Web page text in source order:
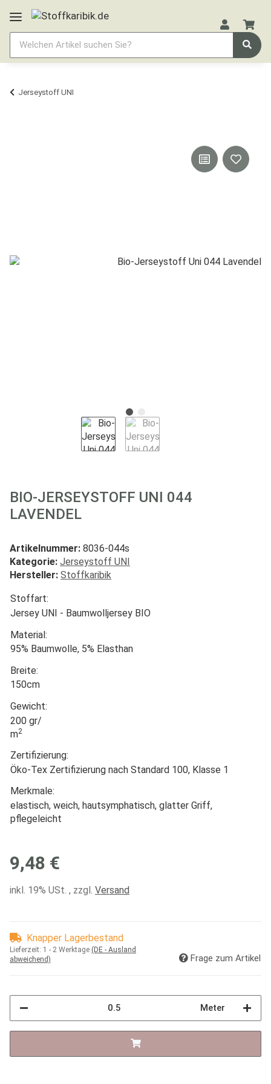
Jerseystoff UNI
BIO-JERSEYSTOFF UNI 044
LAVENDEL
Artikelnummer: 8036-044s
Kategorie: Jerseystoff UNI
Hersteller: Stoffkaribik
Stoffart:
Jersey UNI - Baumwolljersey BIO
Material:
95% Baumwolle, 5% Elasthan
Breite:
150cm
Gewicht:
200 gr/
m2
Zertifizierung:
Öko-Tex Zertifizierung nach Standard 100, Klasse 1
Merkmale:
elastisch, weich, hautsymphatisch, glatter Griff,
pflegeleicht
9,48 €
inkl. 19% USt. , zzgl. Versand
Knapper Lagerbestand
Lieferzeit: 1 - 2 Werktage (DE - Ausland
abweichend)
Frage zum Artikel
Meter